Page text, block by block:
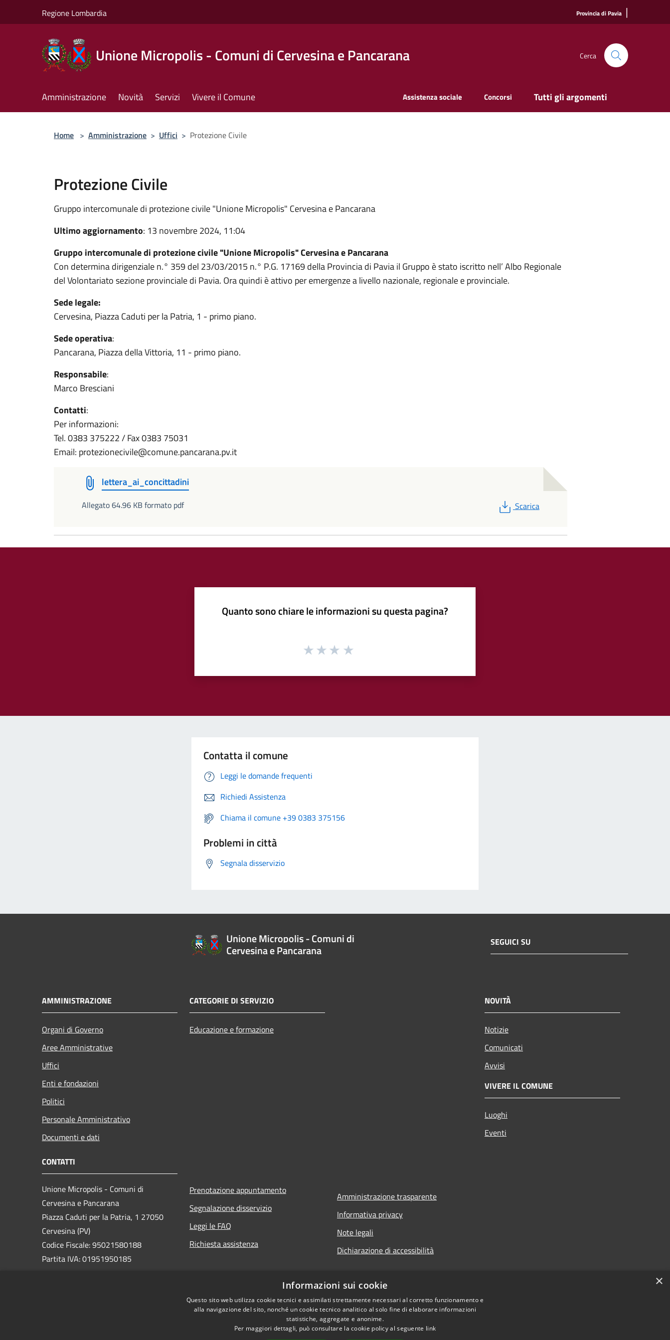
Regione Lombardia Provincia di Pavia |
Unione Micropolis - Comuni di Cervesina e Pancarana Cerca
Amministrazione Novità Servizi Vivere il Comune Assistenza sociale Concorsi Tutti gli argomenti
Home > Amministrazione > Uffici > Protezione Civile
Protezione Civile
Gruppo intercomunale di protezione civile "Unione Micropolis" Cervesina e Pancarana
Ultimo aggiornamento: 13 novembre 2024, 11:04
Gruppo intercomunale di protezione civile "Unione Micropolis" Cervesina e Pancarana
Con determina dirigenziale n.° 359 del 23/03/2015 n.° P.G. 17169 della Provincia di Pavia il Gruppo è stato iscritto nell’ Albo Regionale
del Volontariato sezione provinciale di Pavia. Ora quindi è attivo per emergenze a livello nazionale, regionale e provinciale.
Sede legale:
Cervesina, Piazza Caduti per la Patria, 1 - primo piano.
Sede operativa:
Pancarana, Piazza della Vittoria, 11 - primo piano.
Responsabile:
Marco Bresciani
Contatti:
Per informazioni:
Tel. 0383 375222 / Fax 0383 75031
Email: protezionecivile@comune.pancarana.pv.it
lettera_ai_concittadini
Allegato 64.96 KB formato pdf PDF
Scarica
Quanto sono chiare le informazioni su questa pagina?
Contatta il comune
Leggi le domande frequenti
Richiedi Assistenza
Chiama il comune +39 0383 375156
Problemi in città
Segnala disservizio
Unione Micropolis - Comuni di
Cervesina e Pancarana
SEGUICI SU
AMMINISTRAZIONE
Organi di Governo
Aree Amministrative
Uffici
Enti e fondazioni
Politici
Personale Amministrativo
Documenti e dati
CATEGORIE DI SERVIZIO
Educazione e formazione
NOVITÀ
Notizie
Comunicati
Avvisi
VIVERE IL COMUNE
Luoghi
Eventi
CONTATTI
Unione Micropolis - Comuni di
Cervesina e Pancarana
Piazza Caduti per la Patria, 1 27050
Cervesina (PV)
Codice Fiscale: 95021580188
Partita IVA: 01951950185
Prenotazione appuntamento
Segnalazione disservizio
Leggi le FAQ
Richiesta assistenza
Amministrazione trasparente
Informativa privacy
Note legali
Dichiarazione di accessibilità
×
Informazioni sui cookie
Questo sito web utilizza cookie tecnici e assimilati strettamente necessari al corretto funzionamento e
alla navigazione del sito, nonché un cookie tecnico analitico al solo fine di elaborare informazioni
statistiche, aggregate e anonime.
Per maggiori dettagli, può consultare la cookie policy al seguente link